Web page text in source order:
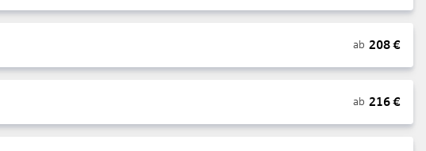
ab 208€
ab 216€